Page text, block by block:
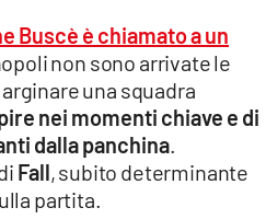
Buscè è chiamato a un
non sono arrivate le
una squadra
nei momenti chiave e di
dalla panchina
Fall, subito determinante
partita.